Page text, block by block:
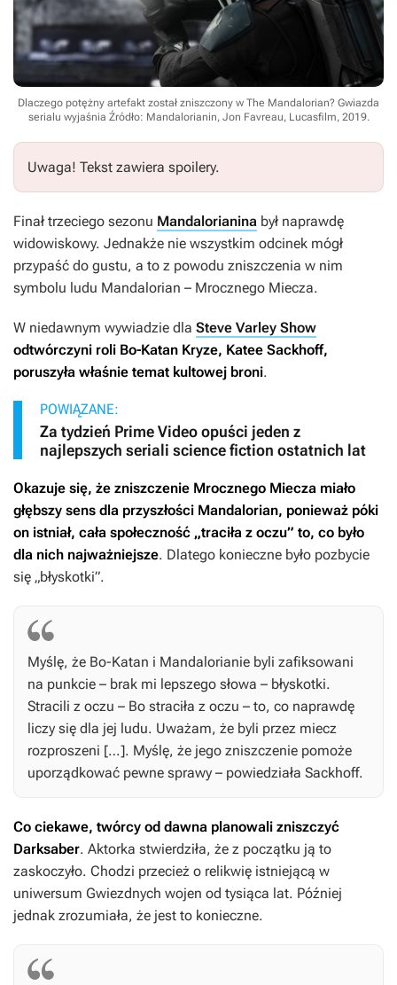
Dlaczego potężny artefakt został zniszczony w The Mandalorian? Gwiazda
serialu wyjaśnia Źródło: Mandalorianin, Jon Favreau, Lucasfilm, 2019.
Uwaga! Tekst zawiera spoilery.
Finał trzeciego sezonu Mandalorianina był naprawdę
widowiskowy. Jednakże nie wszystkim odcinek mógł
przypaść do gustu, a to z powodu zniszczenia w nim
symbolu ludu Mandalorian – Mrocznego Miecza.
W niedawnym wywiadzie dla Steve Varley Show
odtwórczyni roli Bo-Katan Kryze, Katee Sackhoff,
poruszyła właśnie temat kultowej broni.
POWIĄZANE:
Za tydzień Prime Video opuści jeden z
najlepszych seriali science fiction ostatnich lat
Okazuje się, że zniszczenie Mrocznego Miecza miało
głębszy sens dla przyszłości Mandalorian, ponieważ póki
on istniał, cała społeczność „traciła z oczu” to, co było
dla nich najważniejsze. Dlatego konieczne było pozbycie
się „błyskotki”.
Myślę, że Bo-Katan i Mandalorianie byli zafiksowani
na punkcie – brak mi lepszego słowa – błyskotki.
Stracili z oczu – Bo straciła z oczu – to, co naprawdę
liczy się dla jej ludu. Uważam, że byli przez miecz
rozproszeni […]. Myślę, że jego zniszczenie pomoże
uporządkować pewne sprawy – powiedziała Sackhoff.
Co ciekawe, twórcy od dawna planowali zniszczyć
Darksaber. Aktorka stwierdziła, że z początku ją to
zaskoczyło. Chodzi przecież o relikwię istniejącą w
uniwersum Gwiezdnych wojen od tysiąca lat. Później
jednak zrozumiała, że jest to konieczne.